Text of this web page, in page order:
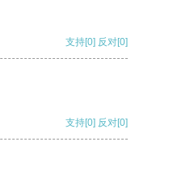
支持[0] 反对[0]
支持[0] 反对[0]